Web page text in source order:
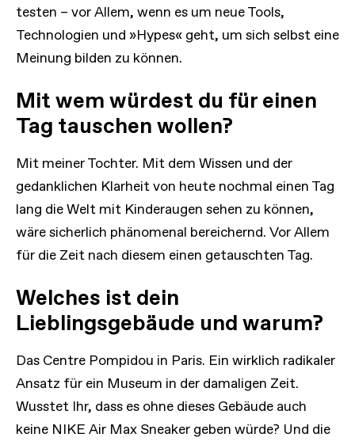
testen – vor Allem, wenn es um neue Tools,
Technologien und »Hypes« geht, um sich selbst eine
Meinung bilden zu können.
Mit wem würdest du für einen
Tag tauschen wollen?
Mit meiner Tochter. Mit dem Wissen und der
gedanklichen Klarheit von heute nochmal einen Tag
lang die Welt mit Kinderaugen sehen zu können,
wäre sicherlich phänomenal bereichernd. Vor Allem
für die Zeit nach diesem einen getauschten Tag.
Welches ist dein
Lieblingsgebäude und warum?
Das Centre Pompidou in Paris. Ein wirklich radikaler
Ansatz für ein Museum in der damaligen Zeit.
Wusstet Ihr, dass es ohne dieses Gebäude auch
keine NIKE Air Max Sneaker geben würde? Und die